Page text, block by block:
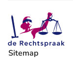
Sitemap